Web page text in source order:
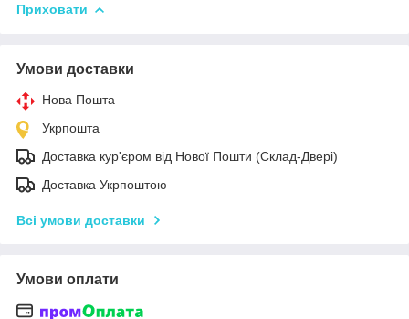
Приховати
Умови доставки
Нова Пошта
Укрпошта
Доставка кур'єром від Нової Пошти (Склад-Двері)
Доставка Укрпоштою
Всі умови доставки
Умови оплати